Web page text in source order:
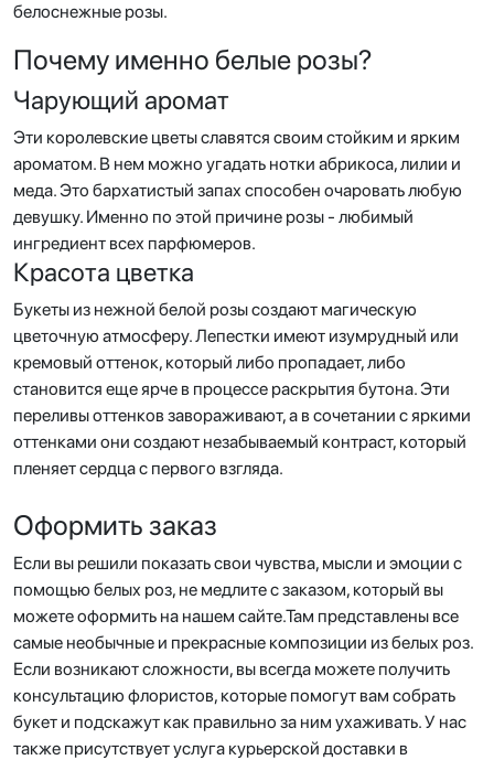
белоснежные розы.
Почему именно белые розы?
Чарующий аромат
Эти королевские цветы славятся своим стойким и ярким
ароматом. В нем можно угадать нотки абрикоса, лилии и
меда. Это бархатистый запах способен очаровать любую
девушку. Именно по этой причине розы - любимый
ингредиент всех парфюмеров.
Красота цветка
Букеты из нежной белой розы создают магическую
цветочную атмосферу. Лепестки имеют изумрудный или
кремовый оттенок, который либо пропадает, либо
становится еще ярче в процессе раскрытия бутона. Эти
переливы оттенков завораживают, а в сочетании с яркими
оттенками они создают незабываемый контраст, который
пленяет сердца с первого взгляда.
Оформить заказ
Если вы решили показать свои чувства, мысли и эмоции с
помощью белых роз, не медлите с заказом, который вы
можете оформить на нашем сайте.Там представлены все
самые необычные и прекрасные композиции из белых роз.
Если возникают сложности, вы всегда можете получить
консультацию флористов, которые помогут вам собрать
букет и подскажут как правильно за ним ухаживать. У нас
также присутствует услуга курьерской доставки в